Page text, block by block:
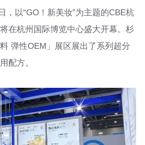
，以“GO！新美妆”为主题的CBE杭
在杭州国际博览中心盛大开幕。杉
弹性OEM」展区展出了系列超分
配方。